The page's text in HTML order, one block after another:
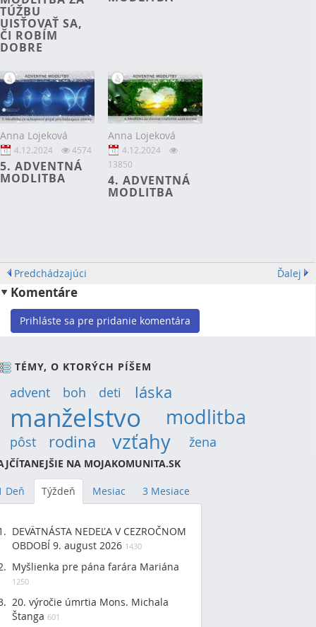
TÚŽBU
UISŤOVAŤ SA,
ČI ROBÍM
DOBRE
Anna Lojeková
4.12.2024 4574
5. ADVENTNÁ
MODLITBA
Anna Lojeková
4.12.2024
13850
4. ADVENTNÁ
MODLITBA
Predchádzajúci Ďalej
Komentáre
Prihláste sa pre pridanie komentára
TÉMY, O KTORÝCH PÍŠEM
advent (9)boh (9)deti (12)láska
manželstvo (30)
modlitba
pôst (12)rodina (15)
vzťahy(22)žena
NA MOJAKOMUNITA.SK
Deň Týždeň Mesiac 3 Mesiace
DEVÄTNÁSTA NEDEĽA V CEZROČNOM
OBDOBÍ 9. august 2026 1430
Myšlienka pre pána farára Mariána
1250
20. výročie úmrtia Mons. Michala
Štanga 601